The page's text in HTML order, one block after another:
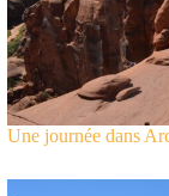
Une journée dans